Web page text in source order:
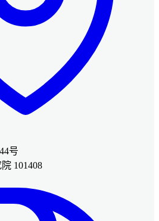
号
101408